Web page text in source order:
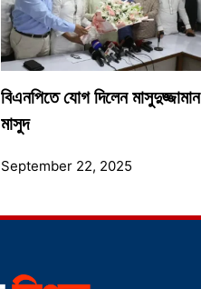
বিএনপিতে যোগ দিলেন মাসুদুজ্জামান
মাসুদ
September 22, 2025